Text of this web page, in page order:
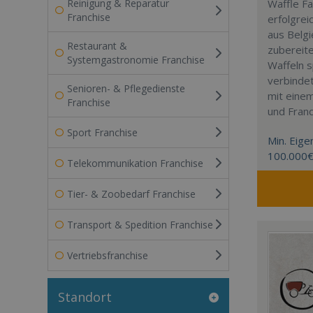
Reinigung & Reparatur
Franchise
Restaurant &
Systemgastronomie Franchise
Senioren- & Pflegedienste
Franchise
Sport Franchise
Telekommunikation Franchise
Tier- & Zoobedarf Franchise
Transport & Spedition Franchise
Vertriebsfranchise
Standort
Waffle
aus
Waffeln
mit
und
Min.
100.000€